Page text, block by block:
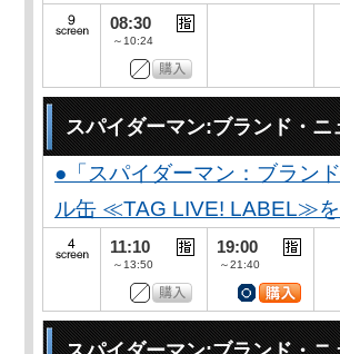
08:30
～10:24
スパイダーマン:ブランド・
●「スパイダーマン：ブラン
ル缶 ≪TAG LIVE! LABEL≫を
11:10
～13:50
19:00
～21:40